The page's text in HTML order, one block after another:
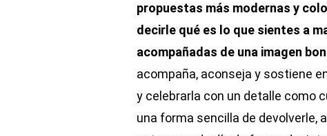
propuestas más modernas y
decirle qué es lo que sientes a
acompañadas de una imagen
acompaña, aconseja y sostiene
y celebrarla con un detalle como
una forma sencilla de devolverle,